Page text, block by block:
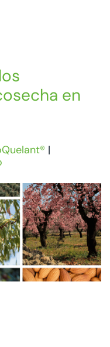
en
|